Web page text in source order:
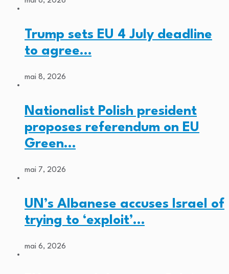
Trump sets EU 4 July deadline
to agree…
mai 8, 2026
Nationalist Polish president
proposes referendum on EU
Green…
mai 7, 2026
UN’s Albanese accuses Israel of
trying to ‘exploit’…
mai 6, 2026